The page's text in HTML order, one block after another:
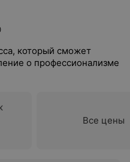
который сможет
о профессионализме
Все цены